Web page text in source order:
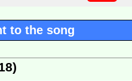
to the song